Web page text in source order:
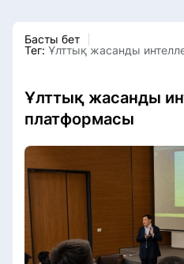
Басты бет
Тег: Ұлттық жасанды
Ұлттық жасанды
платформасы